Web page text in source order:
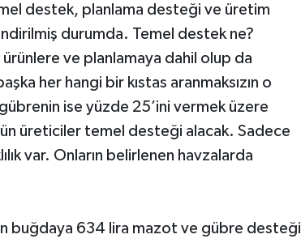
destek, planlama desteği ve üretim
durumda. Temel destek ne?
ürünlere ve planlamaya dahil olup da
her hangi bir kıstas aranmaksızın o
gübrenin ise yüzde 25’ini vermek üzere
üreticiler temel desteği alacak. Sadece
var. Onların belirlenen havzalarda
buğdaya 634 lira mazot ve gübre desteği